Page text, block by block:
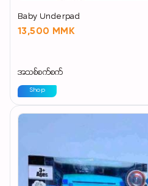
Baby Underpad
13,500 MMK
အသစ်စက်စက်
Shop